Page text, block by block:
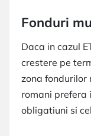
Fonduri
Daca in cazul
crestere pe
zona fondurilor
romani prefera
obligatiuni si